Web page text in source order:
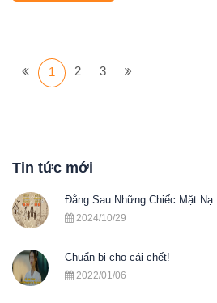
1 2 3
Tin tức mới
Đằng Sau Những Chiếc Mặt Nạ
2024/10/29
Chuẩn bị cho cái chết!
2022/01/06